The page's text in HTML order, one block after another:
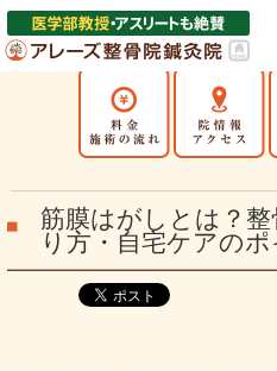
筋膜はがしとは？
り方・自宅ケアのポ